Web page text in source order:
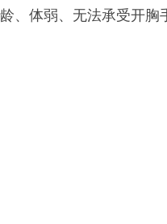
龄、体弱、无法承受开胸